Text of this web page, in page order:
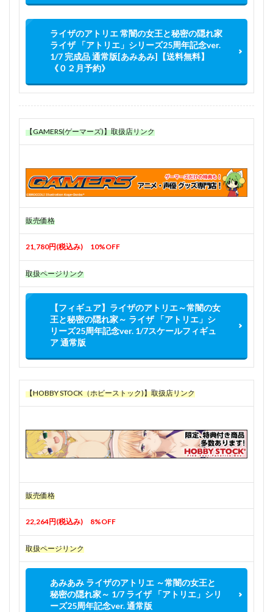
ライザのアトリエ 常闇の女王と秘密の隠れ家
ライザ 「アトリエ」シリーズ25周年記念ver.
1/7 完成品 通常版[あみあみ]【送料無料】
《０２月予約》
【GAMERS(ゲーマーズ)】取扱店リンク
販売価格
21,780円(税込み) 10%OFF
取扱ページリンク
【フィギュア】ライザのアトリエ～常闇の女
王と秘密の隠れ家～ ライザ 「アトリエ」シ
リーズ25周年記念ver. 1/7スケールフィギュ
ア 通常版
【HOBBY STOCK（ホビーストック)】取扱店リンク
販売価格
22,264円(税込み) 8%OFF
取扱ページリンク
あみあみ ライザのアトリエ ～常闇の女王と
秘密の隠れ家～ 1/7 ライザ 「アトリエ」シリ
ーズ25周年記念ver. 通常版